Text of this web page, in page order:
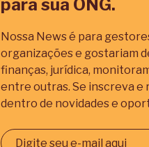
para sua ONG.
Nossa News é para
organizações e gostariam
finanças, jurídica,
entre outras. Se inscreva e
dentro de novidades e